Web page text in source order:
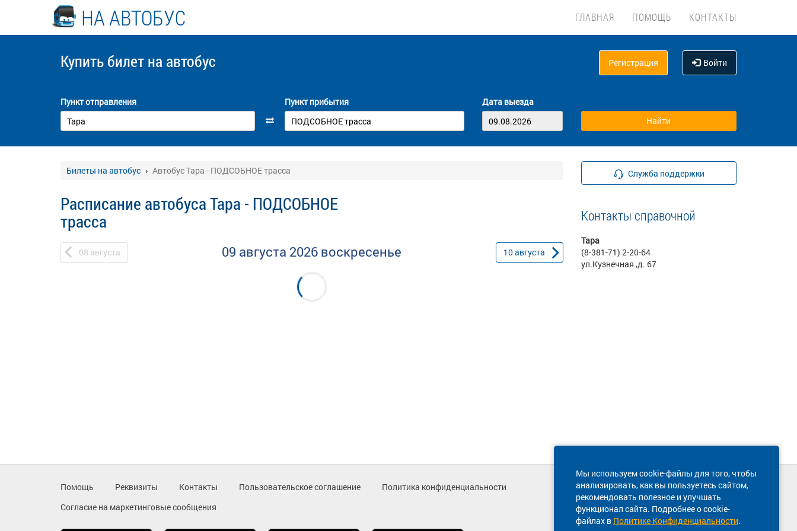
НА АВТОБУС ГЛАВНАЯ ПОМОЩЬ КОНТАКТЫ
Купить билет на автобус Регистрация Войти
Пункт отправления Пункт прибытия Дата выезда
Билеты на автобус Автобус Тара - ПОДСОБНОЕ трасса
Расписание автобуса Тара - ПОДСОБНОЕ
трасса
08 августа 09 августа 2026 воскресенье 10августа
Служба поддержки
Контакты справочной
Тара
(8-381-71) 2-20-64
ул.Кузнечная ,д. 67
Мы используем cookie-файлы для того, чтобы
анализировать, как вы пользуетесь сайтом,
рекомендовать полезное и улучшать
функционал сайта. Подробнее о cookie-
файлах в Политике Конфиденциальности.
Помощь Реквизиты Контакты Пользовательское соглашение
Политика конфиденциальности
Согласие на маркетинговые сообщения
Техническая поддержка сайта
8 800 600-03-38